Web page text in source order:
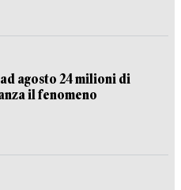
agosto 24 milioni di
il fenomeno